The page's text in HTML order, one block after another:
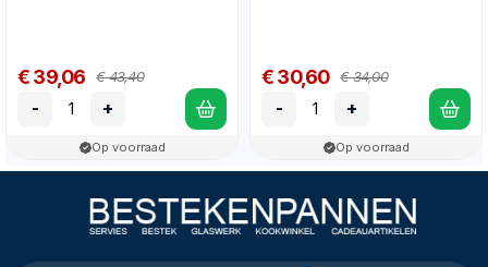
€ 39,06 € 43,40
- +
Op voorraad
€ 30,60 € 34,00
- +
Op voorraad